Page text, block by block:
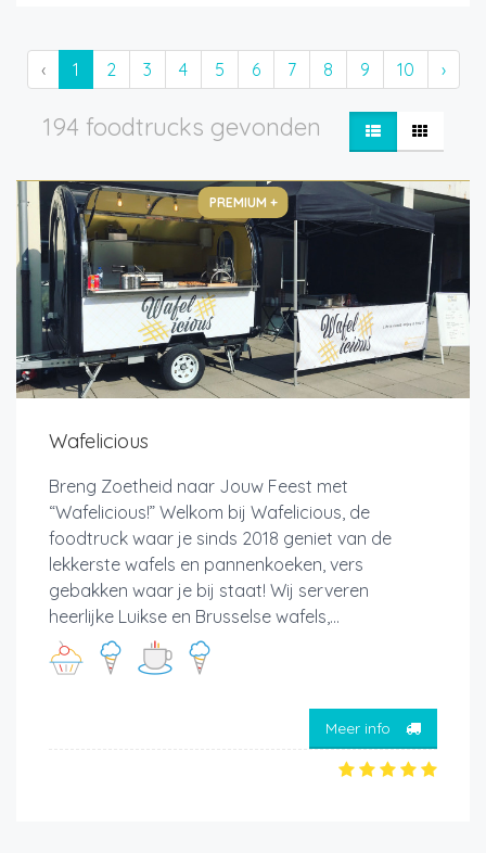
‹ 1 2 3 4 5 6 7 8 9 10 ›
194 foodtrucks gevonden
PREMIUM +
Wafelicious
Breng Zoetheid naar Jouw Feest met
“Wafelicious!” Welkom bij Wafelicious, de
foodtruck waar je sinds 2018 geniet van de
lekkerste wafels en pannenkoeken, vers
gebakken waar je bij staat! Wij serveren
heerlijke Luikse en Brusselse wafels,...
Meer info